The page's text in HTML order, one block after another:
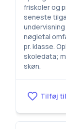
friskoler og
seneste
nøgletal
pr. klasse.
skoledata;
skøn.
Tilføj